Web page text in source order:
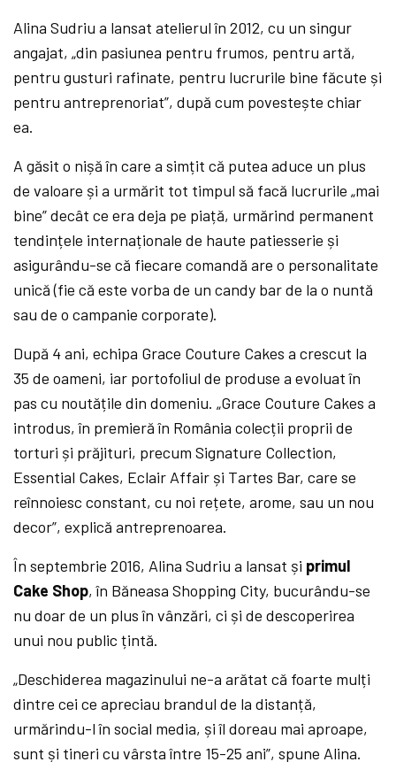
Alina Sudriu a lansat atelierul în 2012, cu un singur
angajat, „din pasiunea pentru frumos, pentru artă,
pentru gusturi rafinate, pentru lucrurile bine făcute și
pentru antreprenoriat”, după cum povestește chiar
ea.
A găsit o nișă în care a simțit că putea aduce un plus
de valoare și a urmărit tot timpul să facă lucrurile „mai
bine” decât ce era deja pe piață, urmărind permanent
tendințele internaționale de haute patiesserie și
asigurându-se că fiecare comandă are o personalitate
unică (fie că este vorba de un candy bar de la o nuntă
sau de o campanie corporate).
După 4 ani, echipa Grace Couture Cakes a crescut la
35 de oameni, iar portofoliul de produse a evoluat în
pas cu noutățile din domeniu. „Grace Couture Cakes a
introdus, în premieră în România colecții proprii de
torturi și prăjituri, precum Signature Collection,
Essential Cakes, Eclair Affair și Tartes Bar, care se
reînnoiesc constant, cu noi rețete, arome, sau un nou
decor”, explică antreprenoarea.
În septembrie 2016, Alina Sudriu a lansat și primul
Cake Shop, în Băneasa Shopping City, bucurându-se
nu doar de un plus în vânzări, ci și de descoperirea
unui nou public țintă.
„Deschiderea magazinului ne-a arătat că foarte mulți
dintre cei ce apreciau brandul de la distanță,
urmărindu-l în social media, și îl doreau mai aproape,
sunt și tineri cu vârsta între 15-25 ani”, spune Alina.